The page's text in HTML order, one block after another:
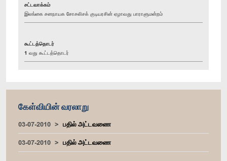
சட்டவாக்கம்
இலங்கை சனநாயக சோசலிசக் குடியரசின் ஏழாவது பாராளுமன்றம்
கூட்டத்தொடர்
1 வது கூட்டத்தொடர்
கேள்வியின் வரலாறு
03-07-2010
பதில் அட்டவணை
03-07-2010
பதில் அட்டவணை